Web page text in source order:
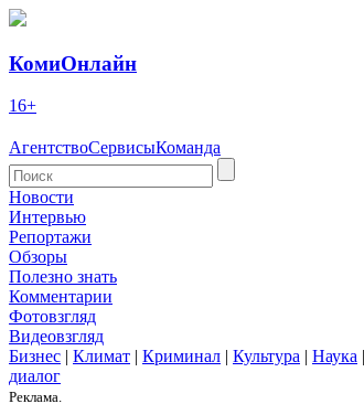
КомиОнлайн
16+
АгентствоСервисыКоманда
Новости
Интервью
Репортажи
Обзоры
Полезно знать
Комментарии
Фотовзгляд
Видеовзгляд
Бизнес | Климат | Криминал | Культура | Наука |
диалог
Реклама.